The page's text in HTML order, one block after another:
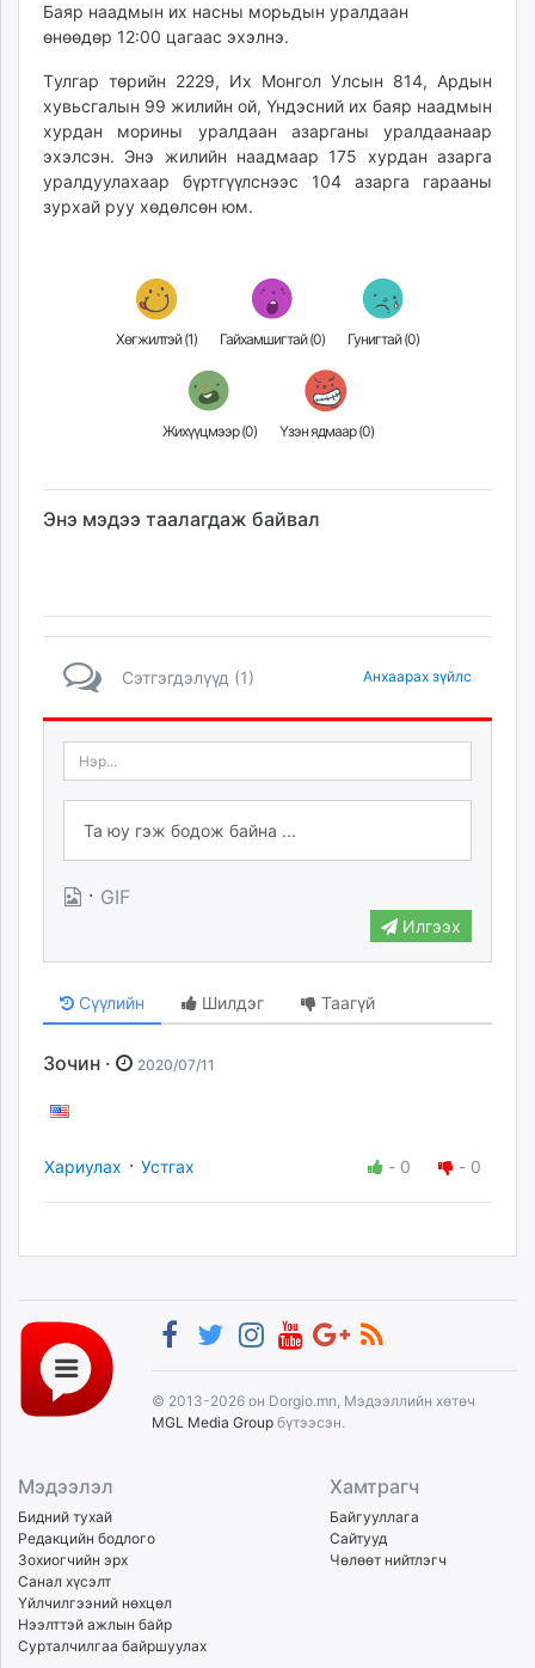
Баяр наадмын их насны морьдын уралдаан
өнөөдөр 12:00 цагаас эхэлнэ.
Tулгар төрийн 2229, Их Монгол Улсын 814, Ардын
хувьсгалын 99 жилийн ой, Үндэсний их баяр наадмын
хурдан морины уралдаан азарганы уралдаанаар
эхэлсэн. Энэ жилийн наадмаар 175 хурдан азарга
уралдуулахаар бүртгүүлснээс 104 азарга гарааны
зурхай руу хөдөлсөн юм.
Хөгжилтэй (1) Гайхамшигтай (0) Гунигтай (0)
Жихүүцмээр (0) Үзэн ядмаар (0)
Энэ мэдээ таалагдаж байвал
Сэтгэгдэлүүд (1) Анхаарах зүйлс
· GIF
Илгээх
Сүүлийн Шилдэг Таагүй
Зочин · 2020/07/11
Хариулах · Устгах - 0 - 0
© 2013-2026 он Dorgio.mn, Мэдээллийн хөтөч
MGL Media Group бүтээсэн.
Мэдээлэл
Бидний тухай
Редакцийн бодлого
Зохиогчийн эрх
Санал хүсэлт
Үйлчилгээний нөхцөл
Нээлттэй ажлын байр
Сурталчилгаа байршуулах
Хамтрагч
Байгууллага
Сайтууд
Чөлөөт нийтлэгч